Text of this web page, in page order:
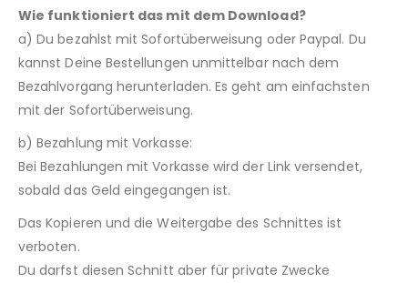
Wie funktioniert das mit dem Download?
a) Du bezahlst mit Sofortüberweisung oder Paypal. Du
kannst Deine Bestellungen unmittelbar nach dem
Bezahlvorgang herunterladen. Es geht am einfachsten
mit der Sofortüberweisung.
b) Bezahlung mit Vorkasse:
Bei Bezahlungen mit Vorkasse wird der Link versendet,
sobald das Geld eingegangen ist.
Das Kopieren und die Weitergabe des Schnittes ist
verboten.
Du darfst diesen Schnitt aber für private Zwecke